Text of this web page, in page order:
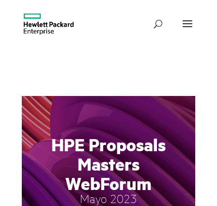
HPE Proposals
Masters
WebForum
Mayo 2023